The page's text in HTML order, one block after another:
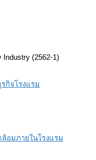
(2562-1)
รกิจโรงแรม
ล้อมภายในโรงแรม